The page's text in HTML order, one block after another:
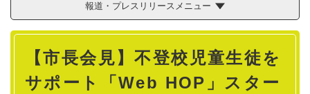
報道・プレスリリースメニュー
本
【市長会見】不登校児童生徒を
サポート「Web HOP」スター